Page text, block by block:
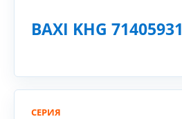
BAXI KHG 71405931
СЕРИЯ